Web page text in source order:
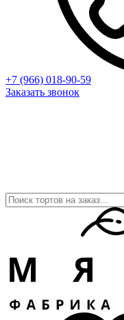
+7 (966) 018-90-59
Заказать звонок